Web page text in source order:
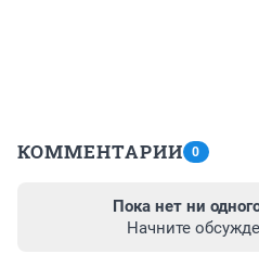
КОММЕНТАРИИ 0
Пока нет ни
Начните